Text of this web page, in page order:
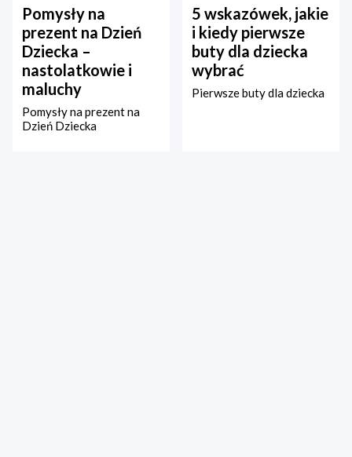
Pomysły na
prezent na Dzień
Dziecka –
nastolatkowie i
maluchy
Pomysły na prezent na
Dzień Dziecka
5 wskazówek, jakie
i kiedy pierwsze
buty dla dziecka
wybrać
Pierwsze buty dla dziecka